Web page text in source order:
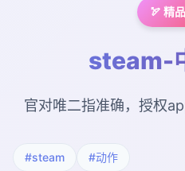
🏹 精
steam-
官对唯二指准确，授权
#steam #动作